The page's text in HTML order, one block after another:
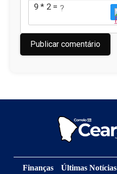
9 * 2 = ?
Finanças Últimas Notícias